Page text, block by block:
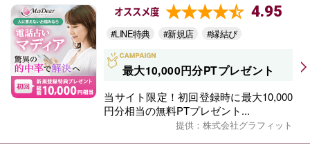
オススメ度 4.95
#LINE特典 #新規店 #縁結び
最大10,000円分PTプレゼント
当サイト限定！初回登録時に最大10,000
円分相当の無料PTプレゼント...
提供：株式会社グラフィット